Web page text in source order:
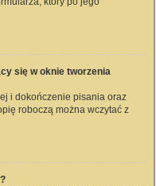
się w oknie tworzenia
i dokończenie pisania oraz
roboczą można wczytać z